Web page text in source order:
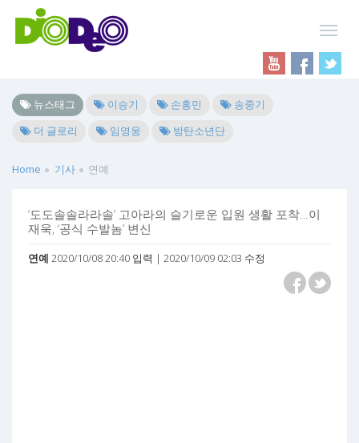
뉴스태그 이승기 손흥민
송중기
더 글로리
임영웅 방탄소년단
Home 기사 연예
‘도도솔솔라라솔’ 고아라의 슬기로운 입원 생활 포착…이
재욱, ‘공식 수발놈’ 변신
연예 2020/10/08 20:40 입력 | 2020/10/09 02:03 수정